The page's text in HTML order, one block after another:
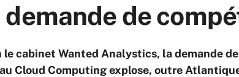
demande de
le cabinet Wanted Analystics, la demande
Cloud Computing explose, outre